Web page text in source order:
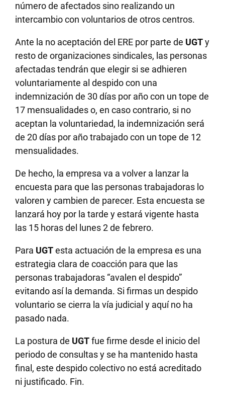
número de afectados sino realizando un
intercambio con voluntarios de otros centros.
Ante la no aceptación del ERE por parte de UGTy
resto de organizaciones sindicales, las personas
afectadas tendrán que elegir si se adhieren
voluntariamente al despido con una
indemnización de 30 días por año con un tope de
17 mensualidades o, en caso contrario, si no
aceptan la voluntariedad, la indemnización será
de 20 días por año trabajado con un tope de 12
mensualidades.
De hecho, la empresa va a volver a lanzar la
encuesta para que las personas trabajadoras lo
valoren y cambien de parecer. Esta encuesta se
lanzará hoy por la tarde y estará vigente hasta
las 15 horas del lunes 2 de febrero.
Para UGTesta actuación de la empresa es una
estrategia clara de coacción para que las
personas trabajadoras “avalen el despido”
evitando así la demanda. Si firmas un despido
voluntario se cierra la vía judicial y aquí no ha
pasado nada.
La postura de UGTfue firme desde el inicio del
periodo de consultas y se ha mantenido hasta
final, este despido colectivo no está acreditado
ni justificado. Fin.